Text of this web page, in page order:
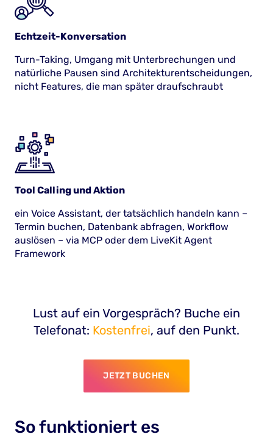
Echtzeit-Konversation
Turn-Taking, Umgang mit Unterbrechungen und
natürliche Pausen sind Architekturentscheidungen,
nicht Features, die man später draufschraubt
Tool Calling und Aktion
ein Voice Assistant, der tatsächlich handeln kann –
Termin buchen, Datenbank abfragen, Workflow
auslösen – via MCP oder dem LiveKit Agent
Framework
Lust auf ein Vorgespräch? Buche ein
Telefonat: Kostenfrei, auf den Punkt.
JETZT BUCHEN
So funktioniert es